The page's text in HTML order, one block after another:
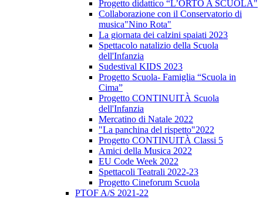
Progetto didattico “L’ORTO A SCUOLA"
Collaborazione con il Conservatorio di
musica"Nino Rota"
La giornata dei calzini spaiati 2023
Spettacolo natalizio della Scuola
dell'Infanzia
Sudestival KIDS 2023
Progetto Scuola- Famiglia “Scuola in
Cima”
Progetto CONTINUITÀ Scuola
dell'Infanzia
Mercatino di Natale 2022
"La panchina del rispetto"2022
Progetto CONTINUITÀ Classi 5
Amici della Musica 2022
EU Code Week 2022
Spettacoli Teatrali 2022-23
Progetto Cineforum Scuola
PTOF A/S 2021-22